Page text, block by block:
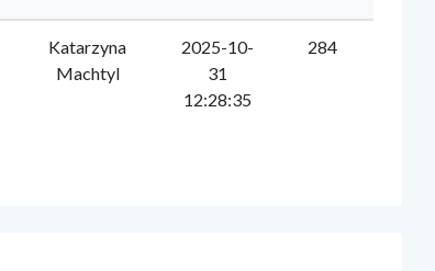
Katarzyna
Machtyl
2025-10-
31
12:28:35
284